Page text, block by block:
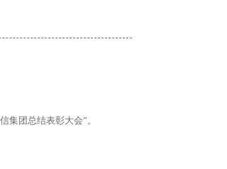
集团总结表彰大会”。